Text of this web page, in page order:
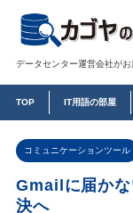
データセンター運営会社が
TOP IT用語の部屋
コミュニケーションツール
Gmailに届か
決へ